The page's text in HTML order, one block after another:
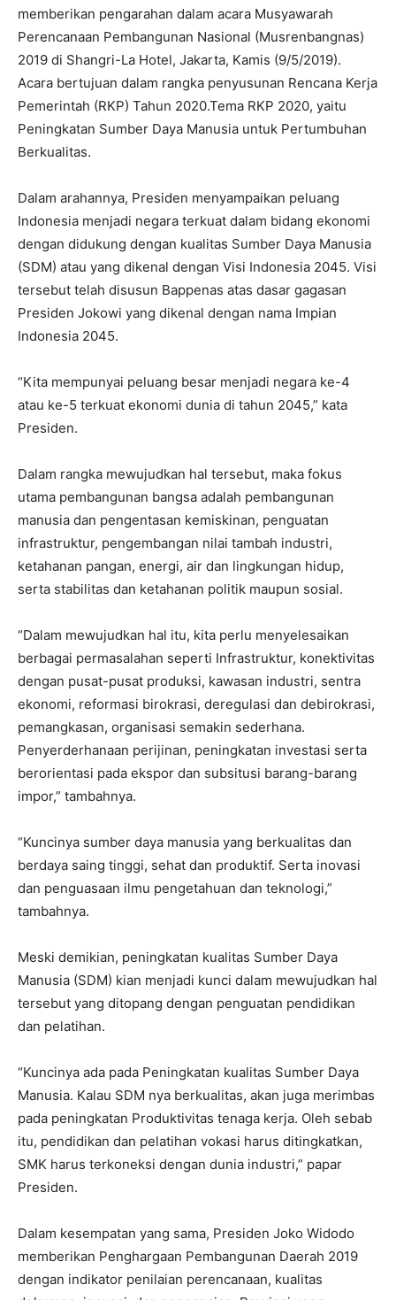
memberikan pengarahan dalam acara Musyawarah
Perencanaan Pembangunan Nasional (Musrenbangnas)
2019 di Shangri-La Hotel, Jakarta, Kamis (9/5/2019).
Acara bertujuan dalam rangka penyusunan Rencana Kerja
Pemerintah (RKP) Tahun 2020.Tema RKP 2020, yaitu
Peningkatan Sumber Daya Manusia untuk Pertumbuhan
Berkualitas.
Dalam arahannya, Presiden menyampaikan peluang
Indonesia menjadi negara terkuat dalam bidang ekonomi
dengan didukung dengan kualitas Sumber Daya Manusia
(SDM) atau yang dikenal dengan Visi Indonesia 2045. Visi
tersebut telah disusun Bappenas atas dasar gagasan
Presiden Jokowi yang dikenal dengan nama Impian
Indonesia 2045.
“Kita mempunyai peluang besar menjadi negara ke-4
atau ke-5 terkuat ekonomi dunia di tahun 2045,” kata
Presiden.
Dalam rangka mewujudkan hal tersebut, maka fokus
utama pembangunan bangsa adalah pembangunan
manusia dan pengentasan kemiskinan, penguatan
infrastruktur, pengembangan nilai tambah industri,
ketahanan pangan, energi, air dan lingkungan hidup,
serta stabilitas dan ketahanan politik maupun sosial.
“Dalam mewujudkan hal itu, kita perlu menyelesaikan
berbagai permasalahan seperti Infrastruktur, konektivitas
dengan pusat-pusat produksi, kawasan industri, sentra
ekonomi, reformasi birokrasi, deregulasi dan debirokrasi,
pemangkasan, organisasi semakin sederhana.
Penyerderhanaan perijinan, peningkatan investasi serta
berorientasi pada ekspor dan subsitusi barang-barang
impor,” tambahnya.
“Kuncinya sumber daya manusia yang berkualitas dan
berdaya saing tinggi, sehat dan produktif. Serta inovasi
dan penguasaan ilmu pengetahuan dan teknologi,”
tambahnya.
Meski demikian, peningkatan kualitas Sumber Daya
Manusia (SDM) kian menjadi kunci dalam mewujudkan hal
tersebut yang ditopang dengan penguatan pendidikan
dan pelatihan.
“Kuncinya ada pada Peningkatan kualitas Sumber Daya
Manusia. Kalau SDM nya berkualitas, akan juga merimbas
pada peningkatan Produktivitas tenaga kerja. Oleh sebab
itu, pendidikan dan pelatihan vokasi harus ditingkatkan,
SMK harus terkoneksi dengan dunia industri,” papar
Presiden.
Dalam kesempatan yang sama, Presiden Joko Widodo
memberikan Penghargaan Pembangunan Daerah 2019
dengan indikator penilaian perencanaan, kualitas